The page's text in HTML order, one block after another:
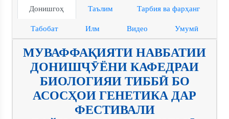
Донишгоҳ Таълим Тарбия ва фарҳанг
Табобат Илм Видео Умумӣ
МУВАФФАҚИЯТИ НАВБАТИИ
ДОНИШҶӮЁНИ КАФЕДРАИ
БИОЛОГИЯИ ТИББӢ БО
АСОСҲОИ ГЕНЕТИКА ДАР
ФЕСТИВАЛИ